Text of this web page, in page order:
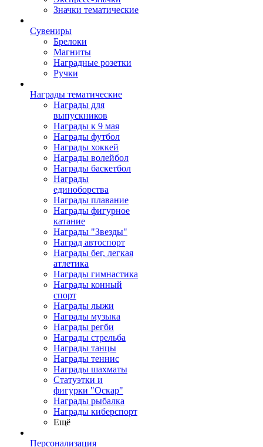
Значки тематические
Сувениры
Брелоки
Магниты
Наградные розетки
Ручки
Награды тематические
Награды для
выпускников
Награды к 9 мая
Награды футбол
Награды хоккей
Награды волейбол
Награды баскетбол
Награды
единоборства
Награды плавание
Награды фигурное
катание
Награды "Звезды"
Наград автоспорт
Награды бег, легкая
атлетика
Награды гимнастика
Награды конный
спорт
Награды лыжи
Награды музыка
Награды регби
Награды стрельба
Награды танцы
Награды теннис
Награды шахматы
Статуэтки и
фигурки "Оскар"
Награды рыбалка
Награды киберспорт
Ещё
Персонализация